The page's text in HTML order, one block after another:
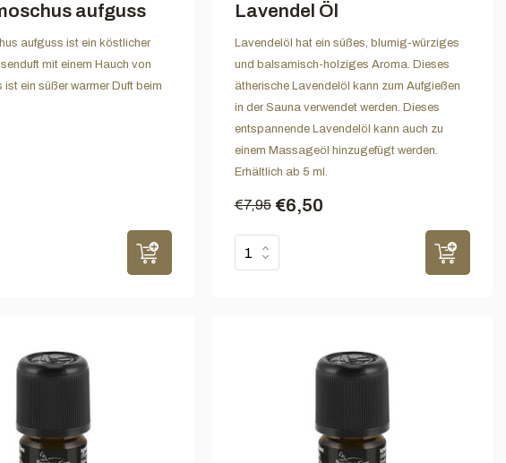
aufguss
aufguss ist ein köstlicher
mit einem Hauch von
ist ein süßer warmer Duft beim
Lavendel Öl
Lavendelöl hat ein süßes, blumig-würziges
und balsamisch-holziges Aroma. Dieses
ätherische Lavendelöl kann zum Aufgießen
in der Sauna verwendet werden. Dieses
entspannende Lavendelöl kann auch zu
einem Massageöl hinzugefügt werden.
Erhältlich ab 5 ml.
€7,95 €6,50